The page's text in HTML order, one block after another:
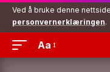
Ved å bruke denne
personvernerklæringen.
Aa